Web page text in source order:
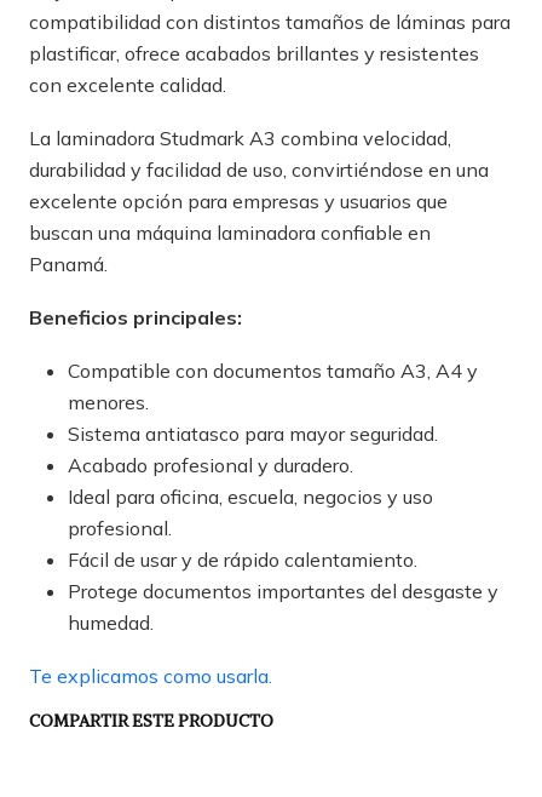
compatibilidad con distintos tamaños de láminas para
plastificar, ofrece acabados brillantes y resistentes
con excelente calidad.
La laminadora Studmark A3 combina velocidad,
durabilidad y facilidad de uso, convirtiéndose en una
excelente opción para empresas y usuarios que
buscan una máquina laminadora confiable en
Panamá.
Beneficios principales:
Compatible con documentos tamaño A3, A4 y
menores.
Sistema antiatasco para mayor seguridad.
Acabado profesional y duradero.
Ideal para oficina, escuela, negocios y uso
profesional.
Fácil de usar y de rápido calentamiento.
Protege documentos importantes del desgaste y
humedad.
Te explicamos como usarla.
COMPARTIR ESTE PRODUCTO